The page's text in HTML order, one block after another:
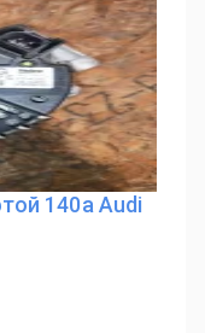
140а Audi